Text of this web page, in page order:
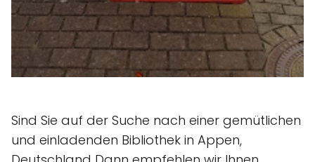
Sind Sie auf der Suche nach einer gemütlichen
und einladenden Bibliothek in Appen,